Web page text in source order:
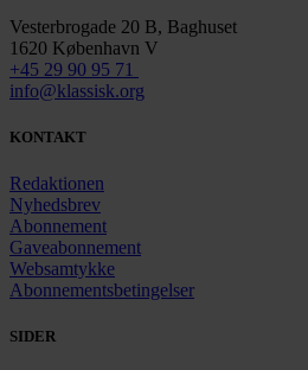
Vesterbrogade 20 B, Baghuset
1620 København V
+45 29 90 95 71
info@klassisk.org
KONTAKT
Redaktionen
Nyhedsbrev
Abonnement
Gaveabonnement
Websamtykke
Abonnementsbetingelser
SIDER